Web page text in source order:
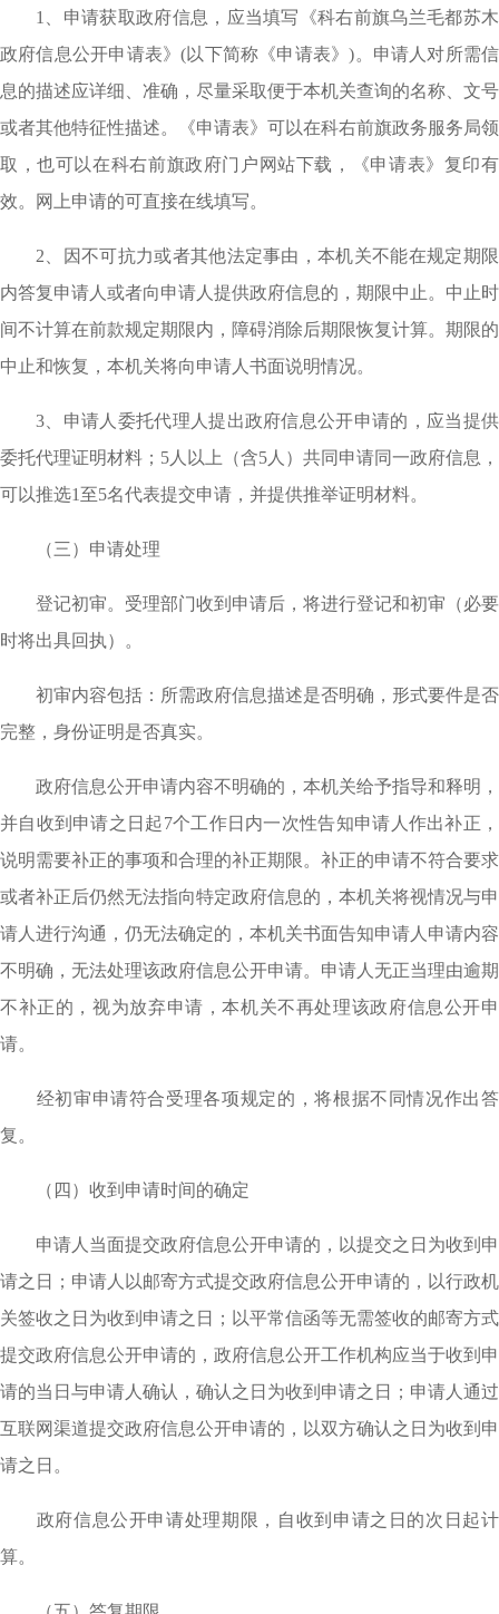
1、申请获取政府信息，应当填写《科右前旗乌兰毛都苏木
政府信息公开申请表》(以下简称《申请表》)。申请人对所需信
息的描述应详细、准确，尽量采取便于本机关查询的名称、文号
或者其他特征性描述。《申请表》可以在科右前旗政务服务局领
取，也可以在科右前旗政府门户网站下载，《申请表》复印有
效。网上申请的可直接在线填写。
2、因不可抗力或者其他法定事由，本机关不能在规定期限
内答复申请人或者向申请人提供政府信息的，期限中止。中止时
间不计算在前款规定期限内，障碍消除后期限恢复计算。期限的
中止和恢复，本机关将向申请人书面说明情况。
3、申请人委托代理人提出政府信息公开申请的，应当提供
委托代理证明材料；5人以上（含5人）共同申请同一政府信息，
可以推选1至5名代表提交申请，并提供推举证明材料。
（三）申请处理
登记初审。受理部门收到申请后，将进行登记和初审（必要
时将出具回执）。
初审内容包括：所需政府信息描述是否明确，形式要件是否
完整，身份证明是否真实。
政府信息公开申请内容不明确的，本机关给予指导和释明，
并自收到申请之日起7个工作日内一次性告知申请人作出补正，
说明需要补正的事项和合理的补正期限。补正的申请不符合要求
或者补正后仍然无法指向特定政府信息的，本机关将视情况与申
请人进行沟通，仍无法确定的，本机关书面告知申请人申请内容
不明确，无法处理该政府信息公开申请。申请人无正当理由逾期
不补正的，视为放弃申请，本机关不再处理该政府信息公开申
请。
经初审申请符合受理各项规定的，将根据不同情况作出答
复。
（四）收到申请时间的确定
申请人当面提交政府信息公开申请的，以提交之日为收到申
请之日；申请人以邮寄方式提交政府信息公开申请的，以行政机
关签收之日为收到申请之日；以平常信函等无需签收的邮寄方式
提交政府信息公开申请的，政府信息公开工作机构应当于收到申
请的当日与申请人确认，确认之日为收到申请之日；申请人通过
互联网渠道提交政府信息公开申请的，以双方确认之日为收到申
请之日。
政府信息公开申请处理期限，自收到申请之日的次日起计
算。